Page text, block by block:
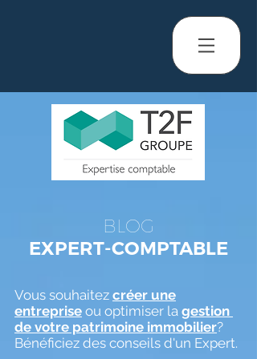
BLOG
EXPERT-COMPTABLE
Vous souhaitez créer une
entreprise ou optimiser la gestion
de votre patrimoine immobilier?
Bénéficiez des conseils d'un Expert.